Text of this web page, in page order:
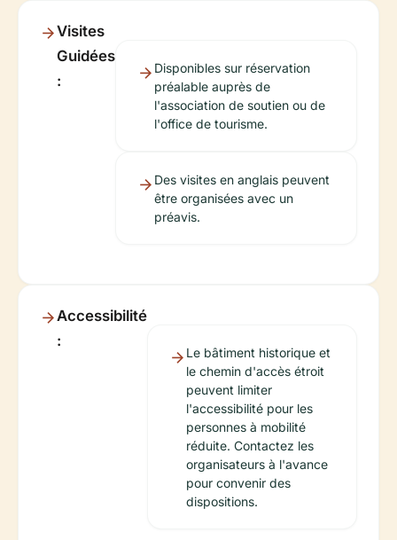
Visites
Guidées
:
Disponibles sur réservation
préalable auprès de
l'association de soutien ou de
l'office de tourisme.
Des visites en anglais peuvent
être organisées avec un
préavis.
Accessibilité
:
Le bâtiment historique et
le chemin d'accès étroit
peuvent limiter
l'accessibilité pour les
personnes à mobilité
réduite. Contactez les
organisateurs à l'avance
pour convenir des
dispositions.